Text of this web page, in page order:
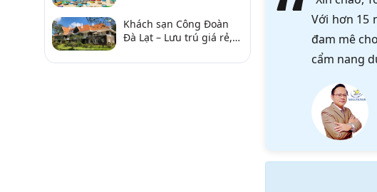
Với hơn 15
đam mê
cẩm nang
Khách sạn Công Đoàn
Đà Lạt – Lưu trú giá rẻ,
Hương